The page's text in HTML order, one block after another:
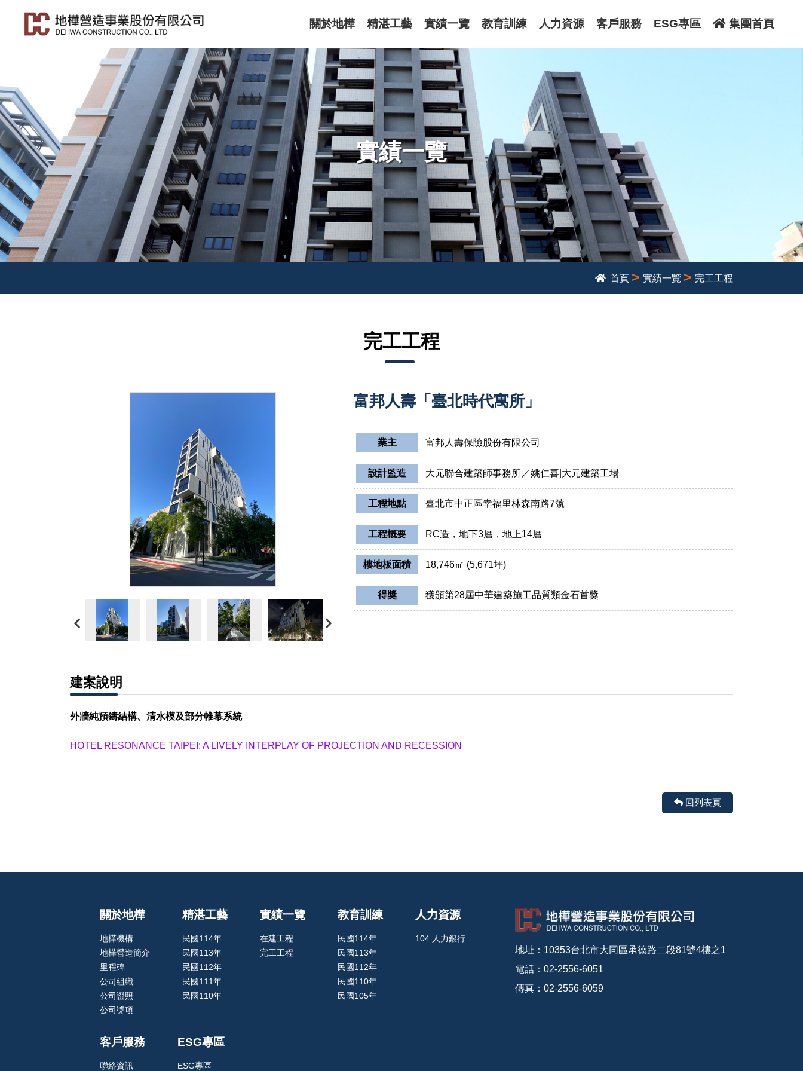
關於地樺 精湛工藝 實績一覽 教育訓練 人力資源 客戶服務 ESG專區 集團首頁
實績一覽
首頁 > 實績一覽 > 完工工程
完工工程
富邦人壽「臺北時代寓所」
業主 富邦人壽保險股份有限公司
設計監造 大元聯合建築師事務所／姚仁喜|大元建築工場
工程地點 臺北市中正區幸福里林森南路7號
工程概要 RC造，地下3層，地上14層
樓地板面積 18,746㎡ (5,671坪)
得獎 獲頒第28屆中華建築施工品質類金石首獎
建案說明
外牆純預鑄結構、清水模及部分帷幕系統
HOTEL RESONANCE TAIPEI: A LIVELY INTERPLAY OF PROJECTION AND RECESSION
回列表頁
地址：10353台北市大同區承德路二段81號4樓之1
電話：02-2556-6051
傳真：02-2556-6059
關於地樺
地樺機構
地樺營造簡介
里程碑
公司組織
公司證照
公司獎項
精湛工藝
民國114年
民國113年
民國112年
民國111年
民國110年
實績一覽
在建工程
完工工程
教育訓練
民國114年
民國113年
民國112年
民國110年
民國105年
人力資源
104 人力銀行
客戶服務
聯絡資訊
ESG專區
ESG專區